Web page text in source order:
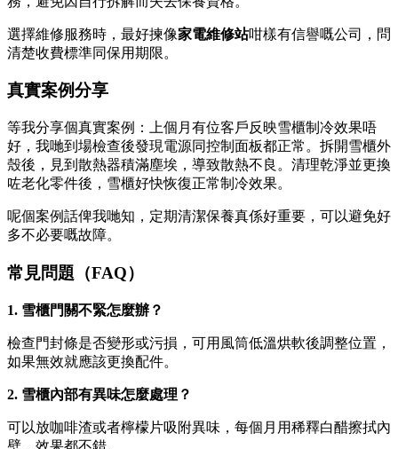
選擇維修服務時，最好揀像家電維修站咁樣有信譽嘅公司，問
清楚收費標準同保用期限。
真實案例分享
等我分享個真實案例：上個月有位客戶反映雪櫃制冷效果唔
好，我哋到場檢查後發現電源同控制面板都正常。拆開雪櫃外
殼後，見到散熱器積滿塵埃，導致散熱不良。清理乾淨並更換
咗老化零件後，雪櫃好快恢復正常制冷效果。
呢個案例話俾我哋知，定期清潔保養真係好重要，可以避免好
多不必要嘅故障。
常見問題（FAQ）
1. 雪櫃門關不緊怎麼辦？
檢查門封條是否變形或污損，可用風筒低溫烘軟後調整位置，
如果無效就應該更換配件。
2. 雪櫃內部有異味怎麼處理？
可以放咖啡渣或者檸檬片吸附異味，每個月用稀釋白醋擦拭內
壁，效果都不錯。